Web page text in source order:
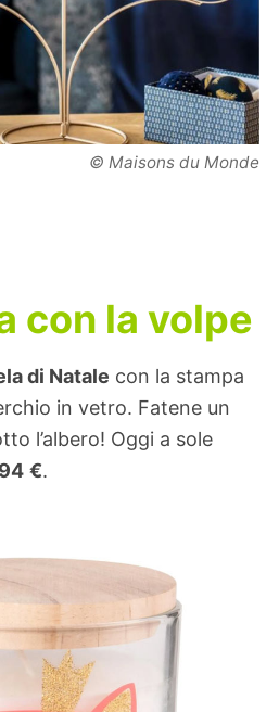
© Maisons du Monde
con la volpe
di Natale con la stampa
in vetro. Fatene un
l’albero! Oggi a sole
€.